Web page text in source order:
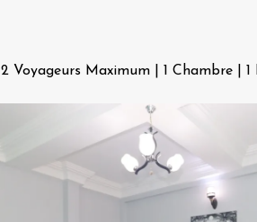
2 Voyageurs Maximum 1 Chambre 1